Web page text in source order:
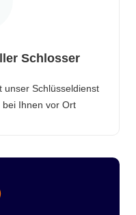
Schlosser
unser Schlüsseldienst
Ihnen vor Ort